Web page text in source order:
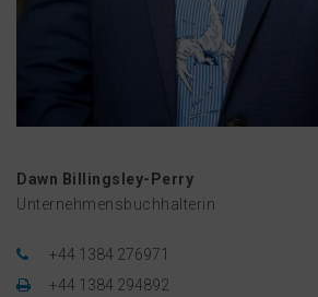
Dawn Billingsley-Perry
Unternehmensbuchhalterin
+44 1384 276971
+44 1384 294892